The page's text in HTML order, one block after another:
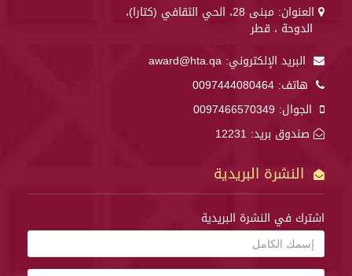
العنوان: مبنى 28، الحي الثقافي (كتارا)،
الدوحة ، قطر
البريد الإلكتروني: award@hta.qa
هاتف: 0097444080464
الجوال: 0097466570349
صندوق بريد: 12231
النشرة البريدية
اشترك في النشرة البريدية